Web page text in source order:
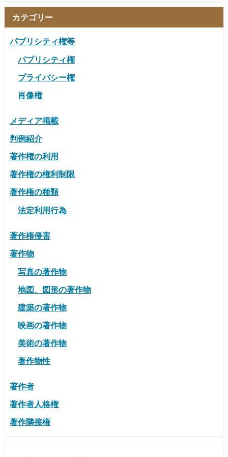
カテゴリー
パブリシティ権等
パブリシティ権
プライバシー権
肖像権
メディア掲載
判例紹介
著作権の利用
著作権の権利制限
著作権の種類
法定利用行為
著作権侵害
著作物
写真の著作物
地図、図形の著作物
建築の著作物
映画の著作物
美術の著作物
著作物性
著作者
著作者人格権
著作隣接権